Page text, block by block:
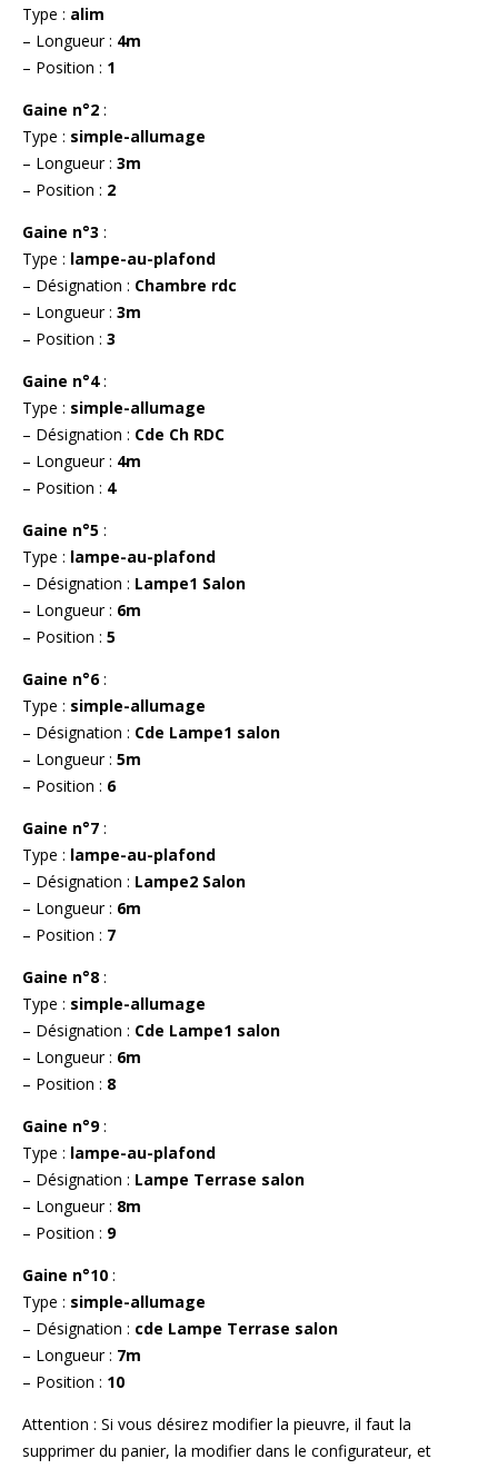
Type : alim
– Longueur : 4m
– Position : 1
Gaine n°2 :
Type : simple-allumage
– Longueur : 3m
– Position : 2
Gaine n°3 :
Type : lampe-au-plafond
– Désignation : Chambre rdc
– Longueur : 3m
– Position : 3
Gaine n°4:
Type : simple-allumage
– Désignation : Cde Ch RDC
– Longueur : 4m
– Position : 4
Gaine n°5 :
Type : lampe-au-plafond
– Désignation : Lampe1 Salon
– Longueur : 6m
– Position : 5
Gaine n°6:
Type : simple-allumage
– Désignation : Cde Lampe1 salon
– Longueur : 5m
– Position : 6
Gaine n°7 :
Type : lampe-au-plafond
– Désignation : Lampe2 Salon
– Longueur : 6m
– Position : 7
Gaine n°8 :
Type : simple-allumage
– Désignation : Cde Lampe1 salon
– Longueur : 6m
– Position : 8
Gaine n°9:
Type : lampe-au-plafond
– Désignation : Lampe Terrase salon
– Longueur : 8m
– Position : 9
Gaine n°10 :
Type : simple-allumage
– Désignation : cde Lampe Terrase salon
– Longueur : 7m
– Position : 10
Attention : Si vous désirez modifier la pieuvre, il faut la
supprimer du panier, la modifier dans le configurateur, et